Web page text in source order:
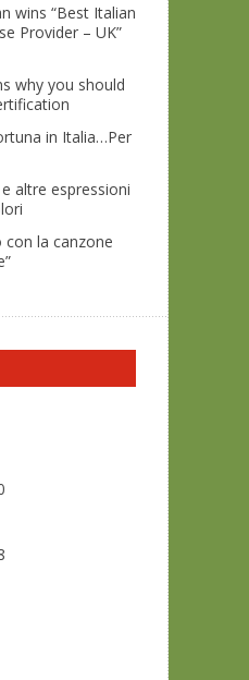
wins “Best Italian
Provider – UK”
why you should
in Italia…Per
altre espressioni
con la canzone